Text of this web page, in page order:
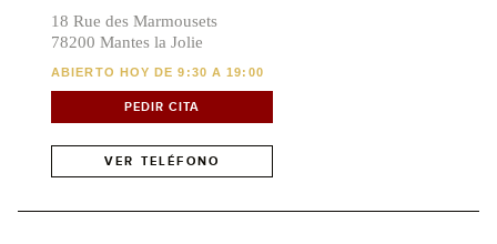
18 Rue des Marmousets
78200 Mantes la Jolie
ABIERTO HOY DE 9:30 A 19:00
PEDIR CITA
VER TELÉFONO